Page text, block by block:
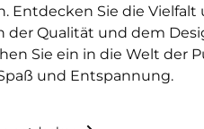
Entdecken Sie die Vielfalt
der Qualität und dem
Sie ein in die Welt der
und Entspannung.